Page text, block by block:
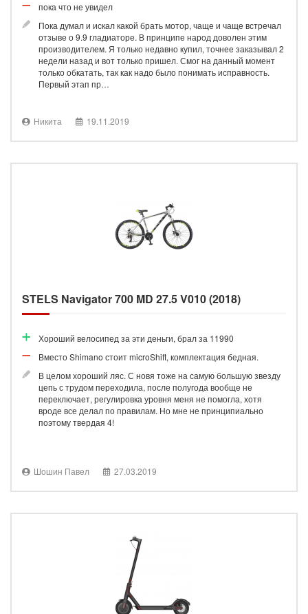
пока что не увидел
Пока думал и искал какой брать мотор, чаще и чаще встречал
отзыве о 9.9 гладиаторе. В принципе народ доволен этим
производителем. Я только недавно купил, точнее заказывал 2
недели назад и вот только пришел. Смог на данный момент
только обкатать, так как надо было понимать исправность.
Первый этап пр…
Никита 19.11.2019
STELS Navigator 700 MD 27.5 V010 (2018)
Хороший велосипед за эти деньги, брал за 11990
Вместо Shimano стоит microShift, комплектация бедная.
В целом хороший ляс. С новя тоже на самую большую звезду
цепь с трудом переходила, после полугода вообще не
переключает, регулировка уровня меня не помогла, хотя
вроде все делал по правилам. Но мне не принципиально
поэтому твердая 4!
Шошин Павел 27.03.2019